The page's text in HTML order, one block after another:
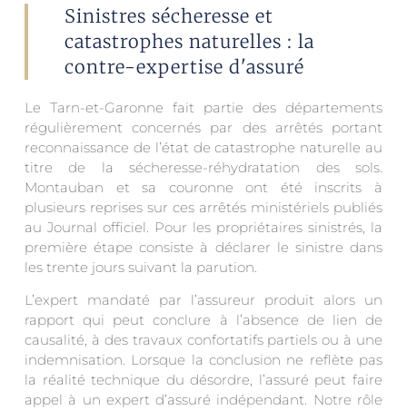
Sinistres sécheresse et
catastrophes naturelles : la
contre-expertise d'assuré
Le Tarn-et-Garonne fait partie des départements
régulièrement concernés par des arrêtés portant
reconnaissance de l’état de catastrophe naturelle au
titre de la sécheresse-réhydratation des sols.
Montauban et sa couronne ont été inscrits à
plusieurs reprises sur ces arrêtés ministériels publiés
au Journal officiel. Pour les propriétaires sinistrés, la
première étape consiste à déclarer le sinistre dans
les trente jours suivant la parution.
L’expert mandaté par l’assureur produit alors un
rapport qui peut conclure à l’absence de lien de
causalité, à des travaux confortatifs partiels ou à une
indemnisation. Lorsque la conclusion ne reflète pas
la réalité technique du désordre, l’assuré peut faire
appel à un expert d’assuré indépendant. Notre rôle